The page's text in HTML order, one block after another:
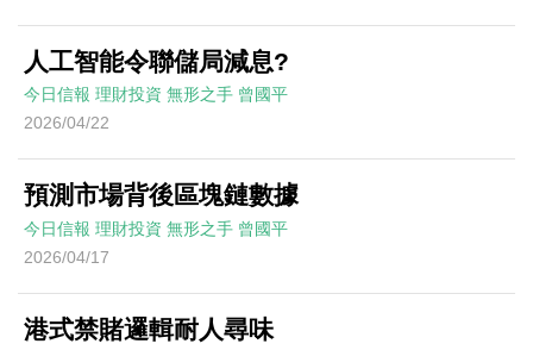
人工智能令聯儲局減息?
今日信報 理財投資 無形之手 曾國平
2026/04/22
預測市場背後區塊鏈數據
今日信報 理財投資 無形之手 曾國平
2026/04/17
港式禁賭邏輯耐人尋味